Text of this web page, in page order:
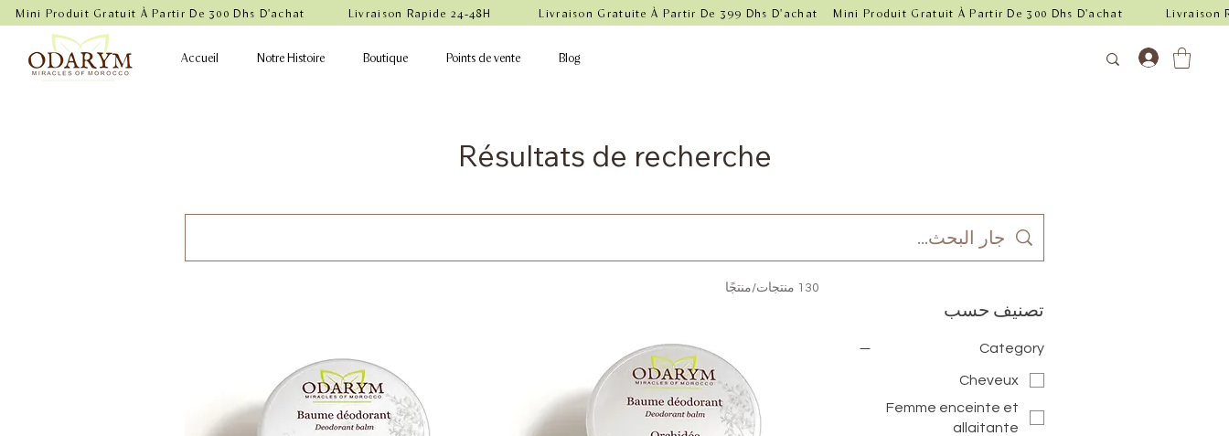
    Mini Produit Gratuit À Partir De 300 Dhs D'achat           Livraison Rapide 24-48H            Livraison Gratuite À Partir De 399 Dhs D'achat
Accueil Notre Histoire Boutique Points de vente Blog
Résultats de recherche
تصنيف حسب
Category
Cheveux
Femme enceinte et
allaitante
130 منتجات/منتجًا